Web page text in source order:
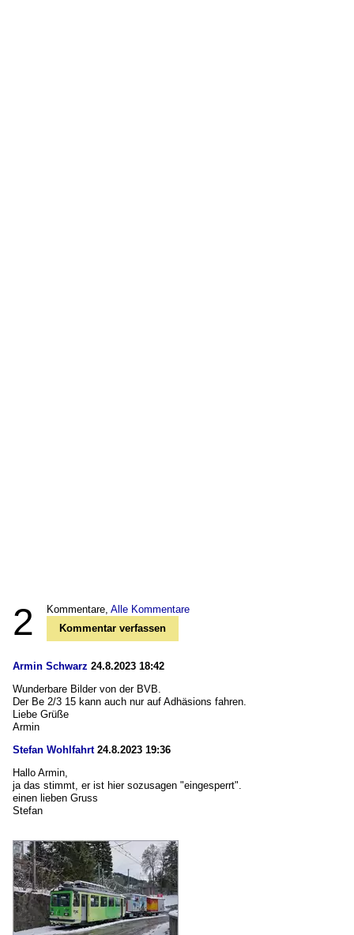
2 Kommentare, Alle Kommentare
Kommentar verfassen
Armin Schwarz 24.8.2023 18:42
Wunderbare Bilder von der BVB.
Der Be 2/3 15 kann auch nur auf Adhäsions fahren.
Liebe Grüße
Armin
Stefan Wohlfahrt24.8.2023 19:36
Hallo Armin,
ja das stimmt, er ist hier sozusagen "eingesperrt".
einen lieben Gruss
Stefan